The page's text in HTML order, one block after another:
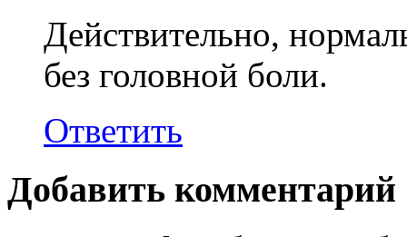
Действительно,
без головной боли.
Ответить
Добавить комментарий